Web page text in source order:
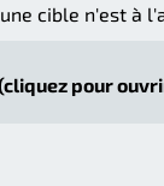
cible n'est à
pour